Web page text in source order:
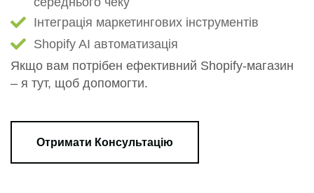
Інтеграція маркетингових інструментів
Shopify AI автоматизація
Якщо вам потрібен ефективний Shopify-магазин
– я тут, щоб допомогти.
Отримати Консультацію